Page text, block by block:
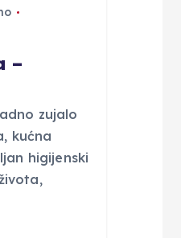
–
zujalo
kućna
higijenski